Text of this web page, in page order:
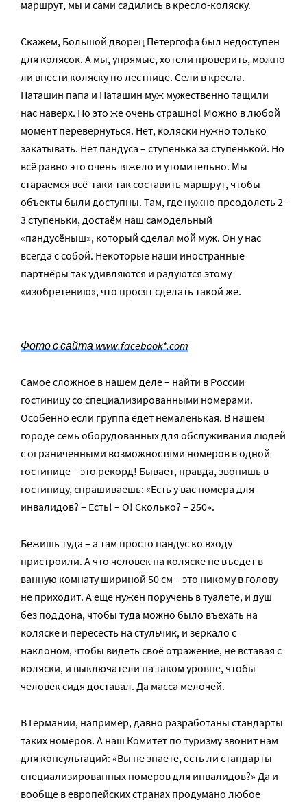
маршрут, мы и сами садились в кресло-коляску.
Скажем, Большой дворец Петергофа был недоступен
для колясок. А мы, упрямые, хотели проверить, можно
ли внести коляску по лестнице. Сели в кресла.
Наташин папа и Наташин муж мужественно тащили
нас наверх. Но это же очень страшно! Можно в любой
момент перевернуться. Нет, коляски нужно только
закатывать. Нет пандуса – ступенька за ступенькой. Но
всё равно это очень тяжело и утомительно. Мы
стараемся всё-таки так составить маршрут, чтобы
объекты были доступны. Там, где нужно преодолеть 2-
3 ступеньки, достаём наш самодельный
«пандусёныш», который сделал мой муж. Он у нас
всегда с собой. Некоторые наши иностранные
партнёры так удивляются и радуются этому
«изобретению», что просят сделать такой же.
Фото с сайта www.facebook*.com
Самое сложное в нашем деле – найти в России
гостиницу со специализированными номерами.
Особенно если группа едет немаленькая. В нашем
городе семь оборудованных для обслуживания людей
с ограниченными возможностями номеров в одной
гостинице – это рекорд! Бывает, правда, звонишь в
гостиницу, спрашиваешь: «Есть у вас номера для
инвалидов? – Есть! – О! Сколько? – 250».
Бежишь туда – а там просто пандус ко входу
пристроили. А что человек на коляске не въедет в
ванную комнату шириной 50 см – это никому в голову
не приходит. А еще нужен поручень в туалете, и душ
без поддона, чтобы туда можно было въехать на
коляске и пересесть на стульчик, и зеркало с
наклоном, чтобы видеть своё отражение, не вставая с
коляски, и выключатели на таком уровне, чтобы
человек сидя доставал. Да масса мелочей.
В Германии, например, давно разработаны стандарты
таких номеров. А наш Комитет по туризму звонит нам
для консультаций: «Вы не знаете, есть ли стандарты
специализированных номеров для инвалидов?» Да и
вообще в европейских странах продумано любое